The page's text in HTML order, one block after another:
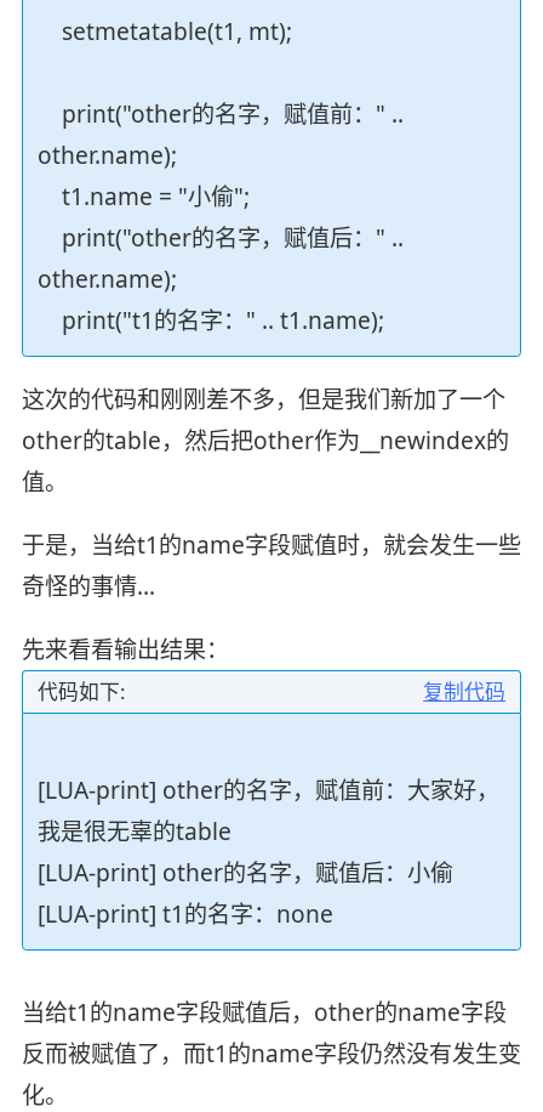
setmetatable(t1, mt);
print("other的名字，赋值前：" ..
other.name);
t1.name = "小偷";
print("other的名字，赋值后：" ..
other.name);
print("t1的名字：" .. t1.name);
这次的代码和刚刚差不多，但是我们新加了一个
other的table，然后把other作为__newindex的
值。
于是，当给t1的name字段赋值时，就会发生一些
奇怪的事情…
先来看看输出结果：
复制代码
代码如下:
[LUA-print] other的名字，赋值前：大家好，
我是很无辜的table
[LUA-print] other的名字，赋值后：小偷
[LUA-print] t1的名字：none
当给t1的name字段赋值后，other的name字段
反而被赋值了，而t1的name字段仍然没有发生变
化。